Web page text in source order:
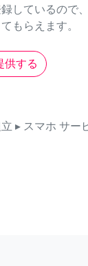
しているので
もらえます。
供する
▸ スマホ サー